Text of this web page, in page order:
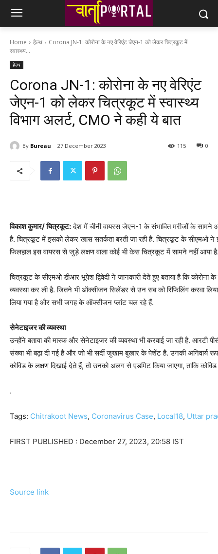
Home हेल्थ
Corona JN-1: कोरोना के नए वेरिएंट जेएन-1 को लेकर चित्रकूट में
स्वास्थ्य...
हेल्थ
Corona JN-1: कोरोना के नए वेरिएंट
जेएन-1 को लेकर चित्रकूट में स्वास्थ्य
विभाग अलर्ट, CMO ने कही ये बात
By Bureau 27 December 2023 0
115
विकाश कुमार/ चित्रकूट:देश में चीनी वायरस जेएन-1 के संभावित मरीजों के सामने
है. चित्रकूट में इसको लेकर खास सतर्कता बरती जा रही है. चित्रकूट के सीएमओ ने
फिलहाल इस वायरस से जुड़े लक्षण वाला कोई भी केस चित्रकूट में सामने नहीं आया
चित्रकूट के सीएमओ डीआर भूपेश द्विवेदी ने जानकारी देते हुए बताया है कि
व्यवस्था कर ली है. जितने भी ऑक्सीजन सिलेंडर से उन सब को रिफिलिंग करवा
लिया गया है और सभी जगह के ऑक्सीजन प्लांट चल रहे हैं.
सेनेटाइजर की व्यवस्था
उन्होंने बताया की मास्क और सेनेटाइजर की व्यवस्था भी करवाई जा रही है. आरटी
संख्या भी बढ़ा दी गई है और जो भी सर्दी जुखाम बुखार के पेशेंट है. उनकी अनिवार्य
कोविड के लक्षण दिखाई देते हैं, तो उनको अलग से एडमिट किया जाएगा, ताकि
.
Tags: Chitrakoot News, Coronavirus Case, Local18, Uttar
FIRST PUBLISHED : December 27, 2023, 20:58 IST
Source link